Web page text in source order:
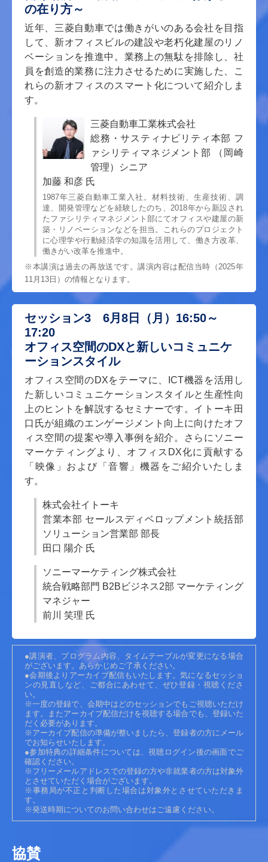
の在り方～
近年、三菱自動車では働きがいのある会社を目指
して、新オフィスビルの建設や老朽化建屋のリノ
ベーションを推進中。業務上の無駄を排除し、社
員を創造的業務に注力させるために実施した、こ
れらの新オフィスのスマート化について紹介しま
す。
三菱自動車工業株式会社
総務・サスティナビリティ本部 フ
ァシリティマネジメント部 （岡崎
管理）シニア
加藤 和彦 氏
1987年三菱自動車工業入社。材料技術、生産技術、調
達、開発管理などを経験したのち、2018年から新設され
たファシリティマネジメント部にてオフィスや建屋の新
築・リノベーションなどを担当。これらのプロジェクト
に心理学や行動経済学の知識を活用して、働き方改革、
働きがい改革を推進中。
※本講演は過去の再放送です。講演内容は配信当時（2025年
11月13日）の情報となります。
セッション3 6月8日（月）16:50～
17:20
オフィス空間のDXと新しいコミュニケ
ーションスタイル
オフィス空間のDXをテーマに、ICT機器を活用し
た新しいコミュニケーションスタイルと生産性向
上のヒントを解説するセミナーです。イトーキ田
口氏が組織のエンゲージメント向上に向けたオフ
ィス空間の提案や導入事例を紹介。さらにソニー
マーケティングより、オフィスDX化に貢献する
「映像」および「音響」機器をご紹介いたしま
す。
株式会社イトーキ
営業本部 セールスディベロップメント統括部
ソリューション営業部 部長
田口 陽介 氏
ソニーマーケティング株式会社
統合戦略部門 B2Bビジネス2部 マーケティング
マネジャー
前川 笑理 氏
●講演者、プログラム内容、タイムテーブルが変更になる場合
がございます。あらかじめご了承ください。
●会期後よりアーカイブ配信もいたします。気になるセッショ
ンの見直しなど、ご都合にあわせて、ぜひ登録・視聴くださ
い。
※一度の登録で、会期中はどのセッションでもご視聴いただけ
ます。またアーカイブ配信だけを視聴する場合でも、登録いた
だく必要があります。
※アーカイブ配信の準備が整いましたら、登録者の方にメール
でお知らせいたします。
●参加特典の詳細条件については、視聴ログイン後の画面でご
確認ください。
※フリーメールアドレスでの登録の方や非就業者の方は対象外
とさせていただく場合がございます。
※事務局が不正と判断した場合は対象外とさせていただきま
す。
※発送時期についてのお問い合わせはご遠慮ください。
協賛